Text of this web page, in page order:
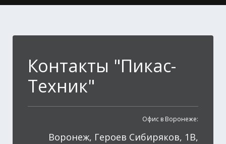
Контакты "Пикас-
Техник"
Офис в Воронеже:
Воронеж, Героев Сибиряков, 1В,